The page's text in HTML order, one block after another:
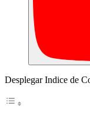
Desplegar Indice de